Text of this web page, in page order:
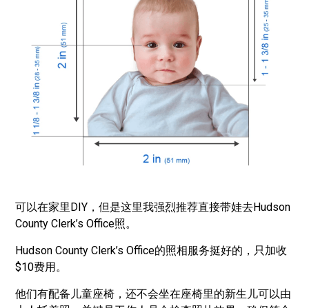
可以在家里DIY，但是这里我强烈推荐直接带娃去Hudson
County Clerk’s Office照。
Hudson County Clerk’s Office的照相服务挺好的，只加收
$10费用。
他们有配备儿童座椅，还不会坐在座椅里的新生儿可以由